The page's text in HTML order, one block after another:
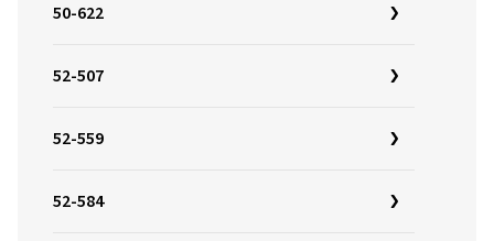
50-622
52-507
52-559
52-584